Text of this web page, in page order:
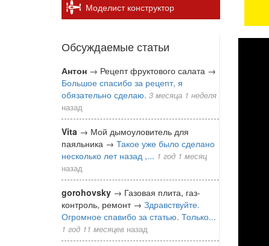
Моделист конструктор
Обсуждаемые статьи
Антон → Рецепт фруктового салата →
Большое спасибо за рецепт, я
обязательно сделаю. 3 месяца 1 неделя
назад
Vita → Мой дымоуловитель для
паяльника → Такое уже было сделано
несколько лет назад ,... 1 год 1 месяц
назад
gorohovsky → Газовая плита, газ-
контроль, ремонт → Здравствуйте.
Огромное спавибо за статью. Только...
1 год 11 месяцев назад